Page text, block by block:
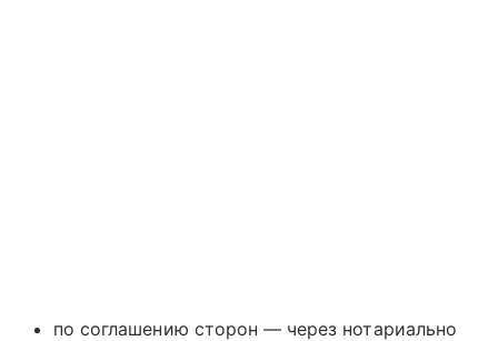
по соглашению сторон — через нотариально